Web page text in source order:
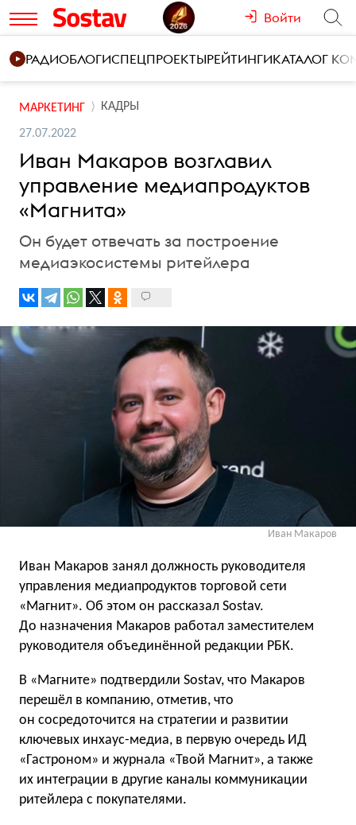
Войти
РАДИОБЛОГИСПЕЦПРОЕКТЫРЕЙТИНГИКАТАЛОГ
МАРКЕТИНГ КАДРЫ
27.07.2022
Иван Макаров возглавил
управление медиапродуктов
«Магнита»
Он будет отвечать за построение
медиаэкосистемы ритейлера
Иван Макаров
Иван Макаров занял должность руководителя
управления медиапродуктов торговой сети
«Магнит». Об этом он рассказал Sostav.
До назначения Макаров работал заместителем
руководителя объединённой редакции РБК.
В «Магните» подтвердили Sostav, что Макаров
перешёл в компанию, отметив, что
он сосредоточится на стратегии и развитии
ключевых инхаус-медиа, в первую очередь ИД
«Гастроном» и журнала «Твой Магнит», а также
их интеграции в другие каналы коммуникации
ритейлера с покупателями.